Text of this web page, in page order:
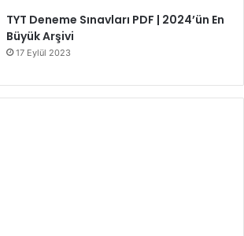
TYT Deneme Sınavları PDF | 2024’ün En
Büyük Arşivi
17 Eylül 2023